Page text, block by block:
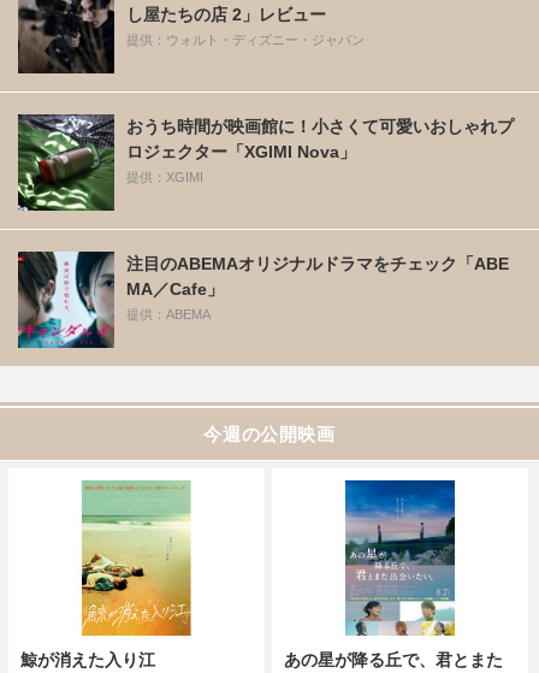
し屋たちの店 2」レビュー
提供：ウォルト・ディズニー・ジャパン
おうち時間が映画館に！小さくて可愛いおしゃれプ
ロジェクター「XGIMI Nova」
提供：XGIMI
注目のABEMAオリジナルドラマをチェック「ABE
MA／Cafe」
提供：ABEMA
今週の公開映画
鯨が消えた入り江
あの星が降る丘で、君とまた